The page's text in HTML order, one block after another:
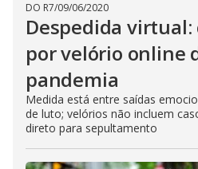
DO R7/09/06/2020
Despedida virtual:
por velório online
pandemia
Medida está entre saídas
de luto; velórios não incluem
direto para sepultamento